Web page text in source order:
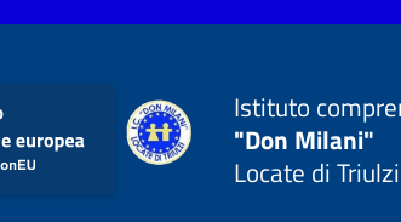
Istituto
"Don Milani"
Locate di